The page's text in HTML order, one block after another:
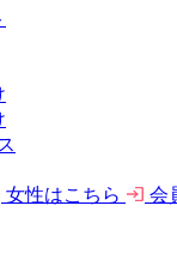
女性はこちら 会